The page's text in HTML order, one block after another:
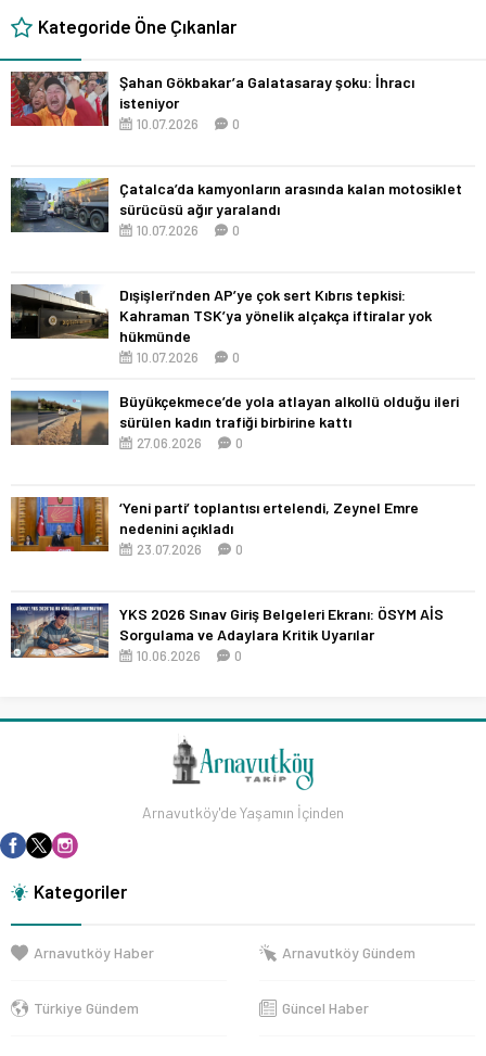
Kategoride Öne Çıkanlar
Şahan Gökbakar’a Galatasaray şoku: İhracı
isteniyor
10.07.2026 0
Çatalca’da kamyonların arasında kalan motosiklet
sürücüsü ağır yaralandı
10.07.2026 0
Dışişleri’nden AP’ye çok sert Kıbrıs tepkisi:
Kahraman TSK’ya yönelik alçakça iftiralar yok
hükmünde
10.07.2026 0
Büyükçekmece’de yola atlayan alkollü olduğu ileri
sürülen kadın trafiği birbirine kattı
27.06.2026 0
‘Yeni parti’ toplantısı ertelendi, Zeynel Emre
nedenini açıkladı
23.07.2026 0
YKS 2026 Sınav Giriş Belgeleri Ekranı: ÖSYM AİS
Sorgulama ve Adaylara Kritik Uyarılar
10.06.2026 0
Arnavutköy'de Yaşamın İçinden
Kategoriler
Arnavutköy Haber Arnavutköy Gündem
Türkiye Gündem Güncel Haber